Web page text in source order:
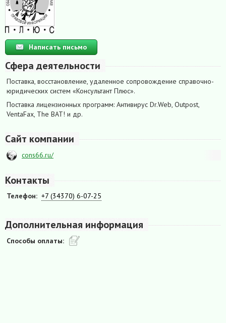
Написать письмо
Сфера деятельности
Поставка, восстановление, удаленное сопровождение справочно-
юридических систем «Консультант Плюс».
Поставка лицензионных программ: Антивирус Dr.Web, Outpost,
VentaFax, The BAT! и др.
Сайт компании
cons66.ru/
Контакты
Телефон: +7 (34370) 6-07-25
Дополнительная информация
Способы оплаты: